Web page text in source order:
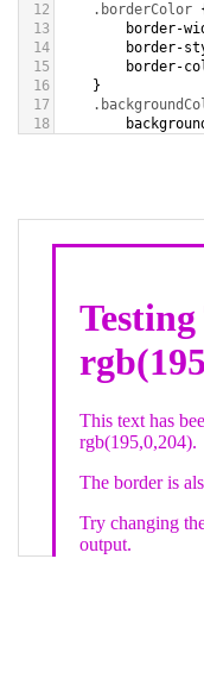
12
.borderColor
13
border-
14
border-
15
border-
16
}
17
18
white, rgb(195,0,
div class=
< h1>Testing